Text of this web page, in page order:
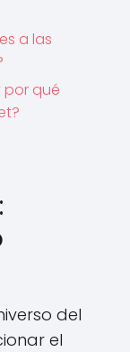
a las
por qué
del
el